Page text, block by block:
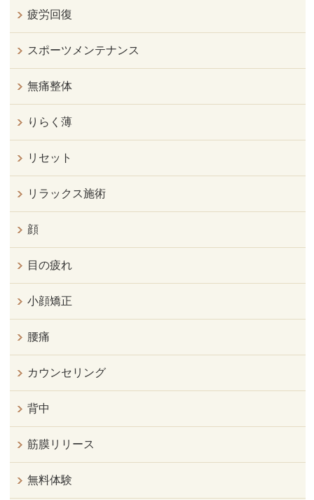
疲労回復
スポーツメンテナンス
無痛整体
りらく薄
リセット
リラックス施術
顔
目の疲れ
小顔矯正
腰痛
カウンセリング
背中
筋膜リリース
無料体験